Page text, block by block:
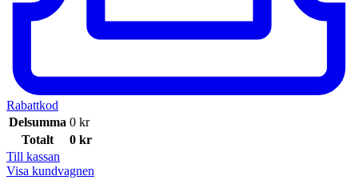
Rabattkod
Delsumma 0 kr
Totalt
0 kr
Till kassan
Visa kundvagnen